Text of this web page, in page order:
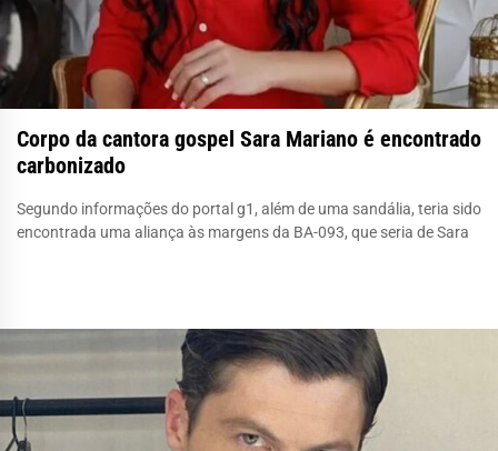
Corpo da cantora gospel Sara Mariano é encontrado
carbonizado
Segundo informações do portal g1, além de uma sandália, teria sido
encontrada uma aliança às margens da BA-093, que seria de Sara